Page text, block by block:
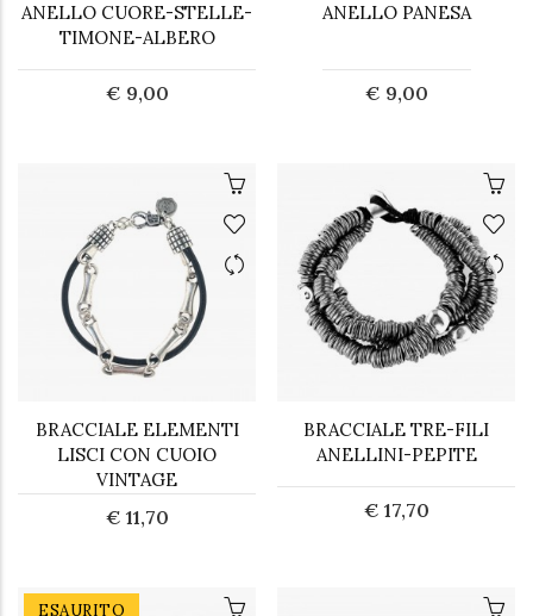
ANELLO CUORE-STELLE-
TIMONE-ALBERO
€ 9,00
ANELLO PANESA
€ 9,00
BRACCIALE ELEMENTI
LISCI CON CUOIO
VINTAGE
€ 11,70
BRACCIALE TRE-FILI
ANELLINI-PEPITE
€ 17,70
ESAURITO